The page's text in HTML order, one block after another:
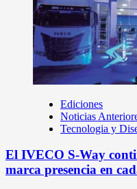
Ediciones
Noticias
Tecnologia y
El IVECO S-Way
marca presencia en